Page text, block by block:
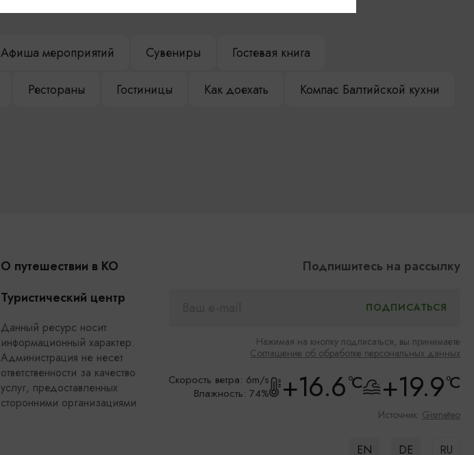
Афиша мероприятий Сувениры Гостевая книга
Рестораны Гостиницы Как доехать Компас Балтийской кухни
О путешествии в КО
Туристический центр
Данный ресурс носит
информационный характер.
Администрация не несет
ответственности за качество
услуг, предоставленных
сторонними организациями
Подпишитесь на рассылку
Нажимая на кнопку подписаться, вы принимаете
Соглашение об обработке персональных данных
Скорость ветра: 6m/s
Влажность: 74%
+16.6°C +19.9°C
Источник: Gismeteo
EN DE RU